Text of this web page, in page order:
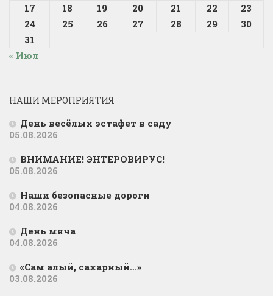
17
18 19 20 21 22
23
24
25 26 27 28 29
30
31
« Июл
НАШИ МЕРОПРИЯТИЯ
День весёлых эстафет в саду
05.08.2026
ВНИМАНИЕ! ЭНТЕРОВИРУС!
05.08.2026
Наши безопасные дороги
04.08.2026
День мяча
04.08.2026
«Сам алый, сахарный…»
03.08.2026